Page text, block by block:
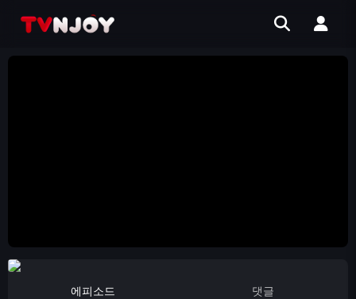
에피소드 댓글